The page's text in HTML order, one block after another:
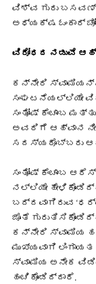
ವಿಶ್ವ ಗುರು
ಅಧ್ಯಕ್ಷ ಓಂಕಾರ್
ವಿರೋಧದ ನಡುವೆ
ಕನ್ನೇರಿ
ಸಂಘಟನೆಯಲ್ಲಿಯೇ
ಸಂತೋಷ್ ಕೆಂಚಾಂಬ
ಅವರಿಗೆ ಆಹ್ವಾನ
ಸದಸ್ಯರೊಬ್ಬರು
ಸಂತೋಷ್ ಕೆಂಚಾಂಬ
ನಲ್ಲಿಯೇ
ಬದ್ದವಾಗಿರುವ
ಜೊತೆ
ಕನ್ನೇರಿ ಸ್ವಾಮಿಯ
ಮುಖ್ಯವಾಗಿ
ಸ್ವಾಮಿಯ ಅನೇಕ
ಹಂಚಿಕೊಂಡಿದ್ದಾರೆ.